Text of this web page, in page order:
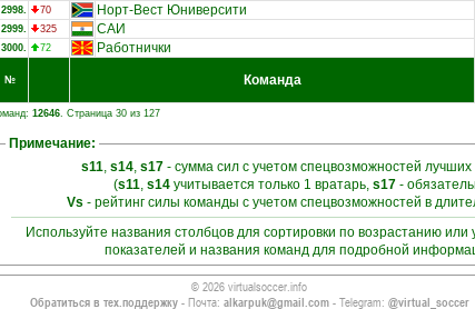
2998.
70 Норт-Вест Юниверсити
2999.
325 САИ
3000.
72 Работнички
№ Команда
12646. Страница 30 из 127
Примечание:
s11, s14, s17- сумма сил с учетом спецвозможностей лучших
(s11, s14 учитывается только 1 вратарь, s17 -
Vs - рейтинг силы команды с учетом спецвозможностей в
Используйте названия столбцов для сортировки по возрастанию
показателей и названия команд для подробной
© 2026 virtualsoccer.info
Обратиться в тех.поддержку- Почта: alkarpuk@gmail.com- Telegram: @virtual_soccer